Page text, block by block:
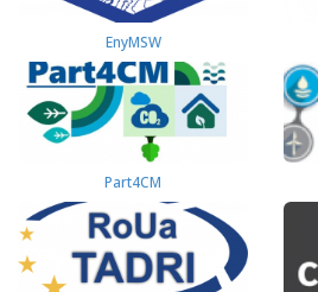
EnyMSW
Part4СМ